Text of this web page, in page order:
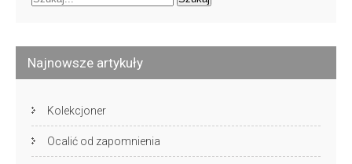
Najnowsze artykuły
Kolekcjoner
Ocalić od zapomnienia